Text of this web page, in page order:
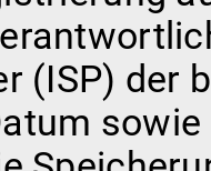
(ISP) der